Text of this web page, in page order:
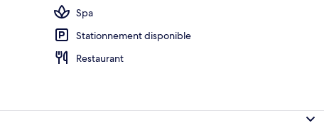
Spa
Stationnement disponible
Restaurant